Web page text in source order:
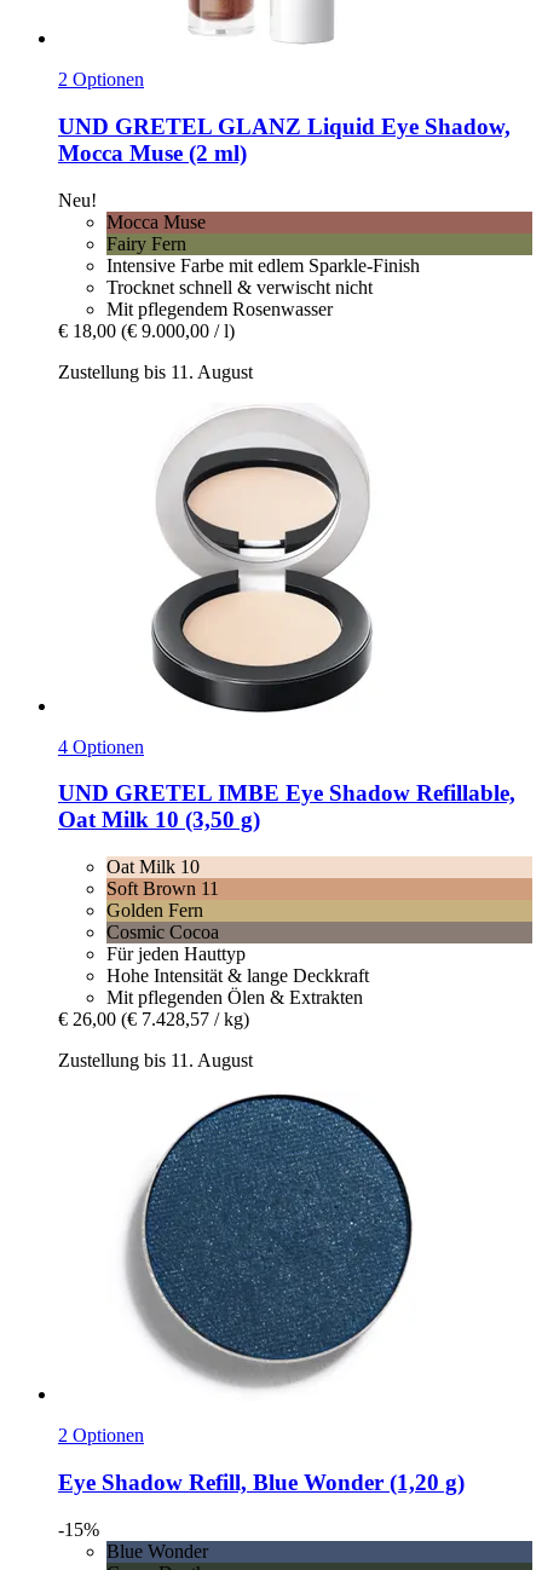
2 Optionen
UND GRETEL GLANZ Liquid Eye Shadow,
Mocca Muse (2 ml)
Neu!
Mocca Muse
Fairy Fern
Intensive Farbe mit edlem Sparkle-Finish
Trocknet schnell & verwischt nicht
Mit pflegendem Rosenwasser
€ 18,00 (€ 9.000,00 / l)
Zustellung bis 11. August
4 Optionen
UND GRETEL IMBE Eye Shadow Refillable,
Oat Milk 10 (3,50 g)
Oat Milk 10
Soft Brown 11
Golden Fern
Cosmic Cocoa
Für jeden Hauttyp
Hohe Intensität & lange Deckkraft
Mit pflegenden Ölen & Extrakten
€ 26,00 (€ 7.428,57 / kg)
Zustellung bis 11. August
2 Optionen
Eye Shadow Refill, Blue Wonder (1,20 g)
-15%
Blue Wonder